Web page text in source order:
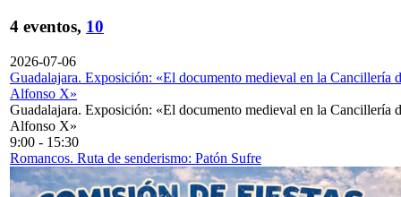
4 eventos, 10
2026-07-06
Guadalajara. Exposición: «El documento medieval en la Cancillería
Alfonso X»
Guadalajara. Exposición: «El documento medieval en la Cancillería
Alfonso X»
9:00 - 15:30
Romancos. Ruta de senderismo: Patón Sufre